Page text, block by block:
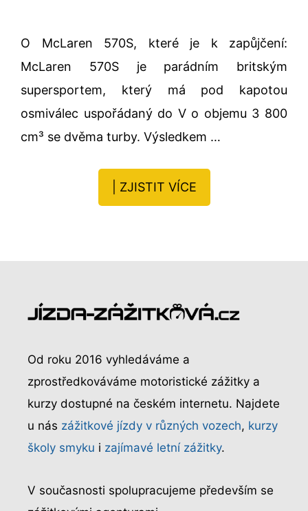
O McLaren 570S, které je k zapůjčení:
McLaren 570S je parádním britským
supersportem, který má pod kapotou
osmiválec uspořádaný do V o objemu 3 800
cm³ se dvěma turby. Výsledkem …
| ZJISTIT VÍCE
Od roku 2016 vyhledáváme a
zprostředkováváme motoristické zážitky a
kurzy dostupné na českém internetu. Najdete
u nás zážitkové jízdy v různých vozech, kurzy
školy smyku i zajímavé letní zážitky.
V současnosti spolupracujeme především se